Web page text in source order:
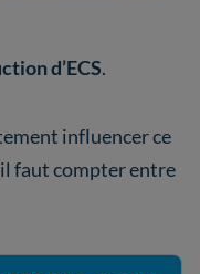
d’ECS.
influencer ce
faut compter entre